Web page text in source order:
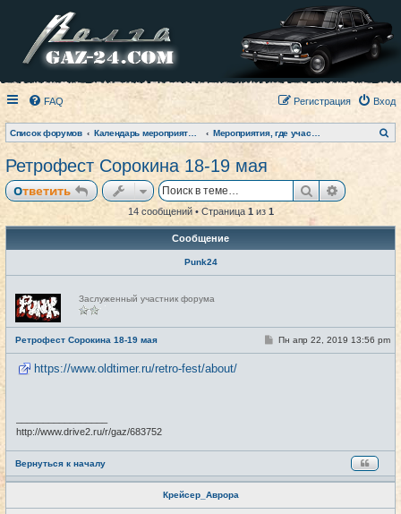
FAQ Вход
Регистрация
Список форумов
о
Ретрофест Сорокина 18-19 мая
Ответить Поиск
14 сообщений • Страница 1из 1
Сообщение
Punk24
Н
е
в
с
е
т
и
Заслуженный участник форума
Ретрофест Сорокина 18-19 мая #1
СПн апр 22, 2019 13:56 pm
https://www.oldtimer.ru/retro-fest/about/
http://www.drive2.ru/r/gaz/683752
Вернуться к началу
Крейсер_Аврора